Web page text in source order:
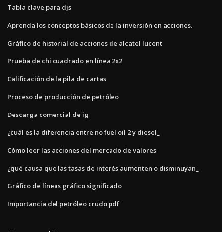
Tabla clave para djs
Aprenda los conceptos básicos de la inversión en acciones.
Gráfico de historial de acciones de alcatel lucent
Prueba de chi cuadrado en línea 2x2
Calificación de la pila de cartas
Proceso de producción de petróleo
Descarga comercial de ig
¿cuál es la diferencia entre no fuel oil 2 y diesel_
Cómo leer las acciones del mercado de valores
¿qué causa que las tasas de interés aumenten o disminuyan_
Gráfico de líneas gráfico significado
Importancia del petróleo crudo pdf